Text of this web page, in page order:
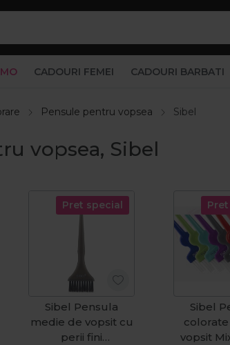
CADOURI FEMEI CADOURI BARBATI
Pensule pentru vopsea Sibel
vopsea, Sibel
Pret special
Sibel Pensula
medie de vopsit cu
perii fini
Sibel
vopsit